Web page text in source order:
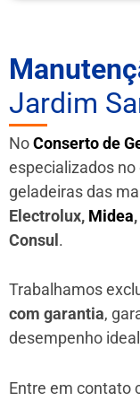
Jardim
NoConserto de
especializados
geladeiras das
Electrolux, Midea,
Consul.
Trabalhamos
com garantia,
desempenho
Entre em contato